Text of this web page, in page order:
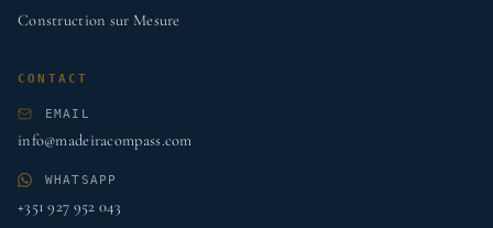
Construction sur Mesure
CONTACT
EMAIL
info@madeiracompass.com
WHATSAPP
+351 927 952 043